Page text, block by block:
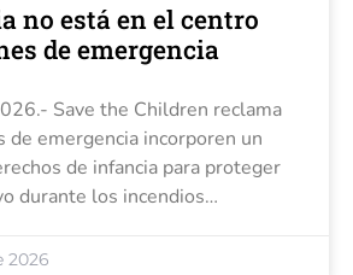
no está en el centro
de emergencia
Save the Children reclama
de emergencia incorporen un
de infancia para proteger
durante los incendios
estos episodios ponen de
2026